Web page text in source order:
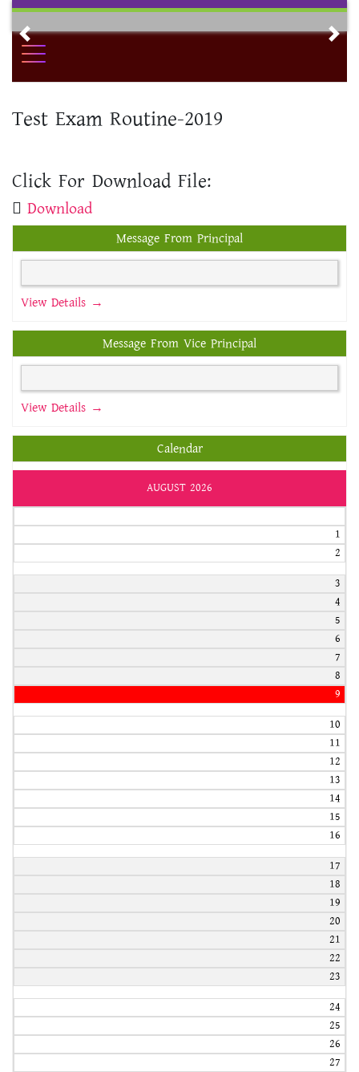
Skip
contentPrevious
Test Exam Routine-2019
Click For Download File:
Download
Message From Principal
View Details →
Message From Vice Principal
View Details →
Calendar
AUGUST 2026
1
2
3
4
5
6
7
8
9
10
11
12
13
14
15
16
17
18
19
20
21
22
23
24
25
26
27